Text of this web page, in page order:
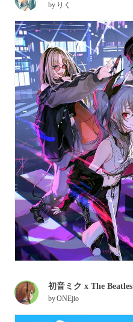
by りく
初音ミク x The Beatles
byONEjio